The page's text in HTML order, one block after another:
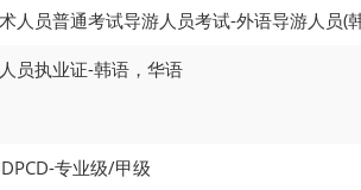
人员普通考试导游人员考试-外语导游人员(
员执业证-韩语，华语
专业级/甲级